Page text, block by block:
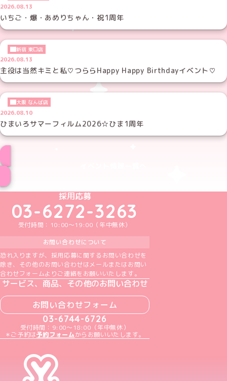
2026.08.13
いちご・爆・あめりちゃん・祝1周年
新宿 東口店
2026.08.13
主役は当然キミと私♡つららHappy Happy Birthdayイベント♡
大阪 なんば店
2026.08.10
ひまいろサマーフィルム2026☆ひま1周年
めいどりーみんTikTok公式アカウント
めいどりーみんX公式アカウント
めいどりーみんInstagram公式アカウント
めいどりーみんFacebook公式アカウン
めいどりーみんYouTube公式アカ
採用応募
03-6272-3263
受付時間：10:00～19:00（年中無休）
お問い合わせについて
恐れ入りますが、採用応募に関するお問い合わせを
除き、その他のお問い合わせはメールまたはお問い
合わせフォームよりご連絡をお願いいたします。
サービス、商品、その他のお問い合わせ
お問い合わせフォーム
03-6744-6726
受付時間：9:00～18:00（年中無休）
＊ご予約は予約フォームからお願いいたします。